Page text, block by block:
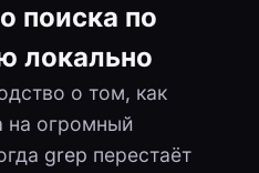
поиска по
локально
о том, как
на огромный
grep перестаёт